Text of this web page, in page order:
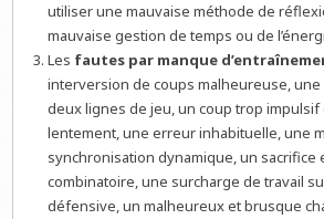
utiliser une mauvaise méthode de
mauvaise gestion de temps ou de
Les fautes par manque
interversion de coups malheureuse,
deux lignes de jeu, un coup trop
lentement, une erreur inhabituelle, une
synchronisation dynamique, un
combinatoire, une surcharge de travail
défensive, un malheureux et brusque